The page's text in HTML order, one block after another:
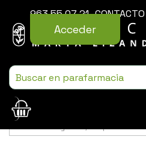
963 55 07 21 CONTACTO
Acceder
Usamos cookies para mejorar la